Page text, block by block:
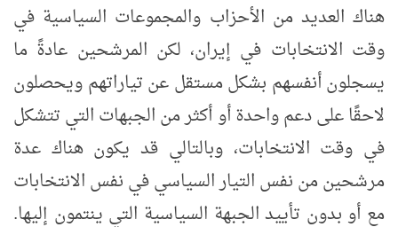
هناك العديد من الأحزاب والمجموعات السياسية في
وقت الانتخابات في إيران، لكن المرشحين عادةً ما
يسجلون أنفسهم بشكل مستقل عن تياراتهم ويحصلون
لاحقًا على دعم واحدة أو أكثر من الجبهات التي تتشكل
في وقت الانتخابات، وبالتالي قد يكون هناك عدة
مرشحين من نفس التيار السياسيفي نفس الانتخابات
مع أو بدون تأييد الجبهة السياسية التي ينتمون إليها.